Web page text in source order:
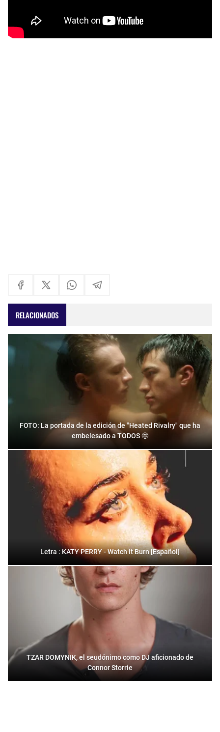
RELACIONADOS
FOTO: La portada de la edición de "Heated Rivalry" que ha
embelesado a TODOS 🤩
Letra : KATY PERRY - Watch It Burn [Español]
TZAR DOMYNIK, el seudónimo como DJ aficionado de
Connor Storrie